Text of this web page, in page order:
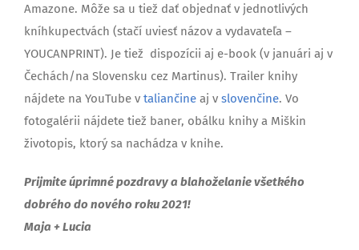
Amazone. Môže sa u tiež dať objednať v jednotlivých
kníhkupectvách (stačí uviesť názov a vydavateľa –
YOUCANPRINT). Je tiež dispozícii aj e-book (v januári aj v
Čechách/na Slovensku cez Martinus). Trailer knihy
nájdete na YouTube v taliančine aj v slovenčine. Vo
fotogalérii nájdete tiež baner, obálku knihy a Miškin
životopis, ktorý sa nachádza v knihe.
Prijmite úprimné pozdravy a blahoželanie všetkého
dobrého do nového roku 2021!
Maja + Lucia